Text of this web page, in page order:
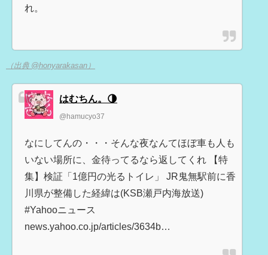
れ。
（出典 @honyarakasan）
はむちん。🌗
@hamucyo37
なにしてんの・・・そんな夜なんてほぼ車も人も
いない場所に、金待ってるなら返してくれ 【特
集】検証「1億円の光るトイレ」 JR鬼無駅前に香
川県が整備した経緯は(KSB瀬戸内海放送)
#Yahooニュース
news.yahoo.co.jp/articles/3634b…